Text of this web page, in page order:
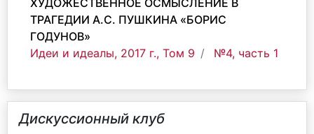
ХУДОЖЕСТВЕННОЕ ОСМЫСЛЕНИЕ В
ТРАГЕДИИ А.С. ПУШКИНА «БОРИС
ГОДУНОВ»
Идеи и идеалы, 2017 г., Том 9
№4, часть 1
Дискуссионный клуб